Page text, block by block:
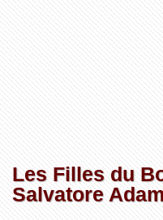
Les Filles du
Salvatore